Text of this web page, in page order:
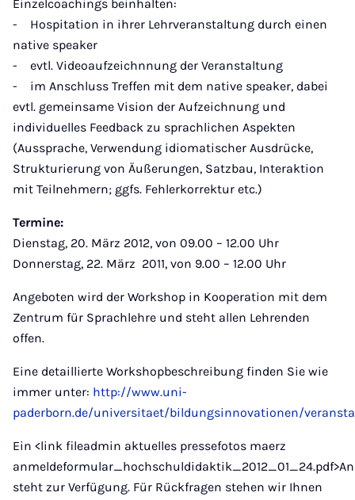
Einzelcoachings beinhalten:
- Hospitation in ihrer Lehrveranstaltung durch einen
native speaker
- evtl. Videoaufzeichnnung der Veranstaltung
- im Anschluss Treffen mit dem native speaker, dabei
evtl. gemeinsame Vision der Aufzeichnung und
individuelles Feedback zu sprachlichen Aspekten
(Aussprache, Verwendung idiomatischer Ausdrücke,
Strukturierung von Äußerungen, Satzbau, Interaktion
mit Teilnehmern; ggfs. Fehlerkorrektur etc.)
Termine:
Dienstag, 20. März 2012, von 09.00 – 12.00 Uhr
Donnerstag, 22. März 2011, von 9.00 – 12.00 Uhr
Angeboten wird der Workshop in Kooperation mit dem
Zentrum für Sprachlehre und steht allen Lehrenden
offen.
Eine detaillierte Workshopbeschreibung finden Sie wie
immer unter: http://www.uni-
paderborn.de/universitaet/bildungsinnovationen/
Ein <link fileadmin aktuelles pressefotos maerz
steht zur Verfügung. Für Rückfragen stehen wir Ihnen